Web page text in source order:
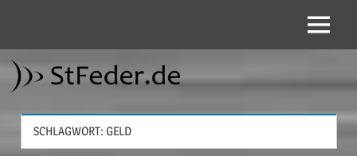
springen
Menü
SCHLAGWORT: GELD